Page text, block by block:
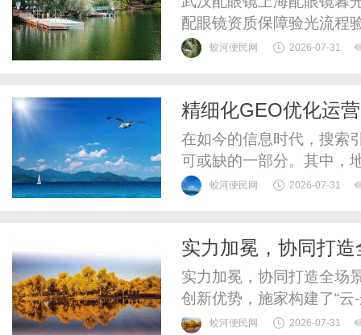
配眼镜资质保障验光流程
惠，兼顾高专业度与高性
蛟河便民网 2026-07-31
精细化GEO优化运
在如今的信息时代，搜索
可或缺的一部分。其中，
成部分，对于提高企业在
位置来优化网站、内容和
蛟河便民网 2026-07-31
实力加冕，协同打
实力加冕，协同打造全场
创新优势，施家构建了“
建筑、工业、数据中心等
蛟河便民网 2026-07-31